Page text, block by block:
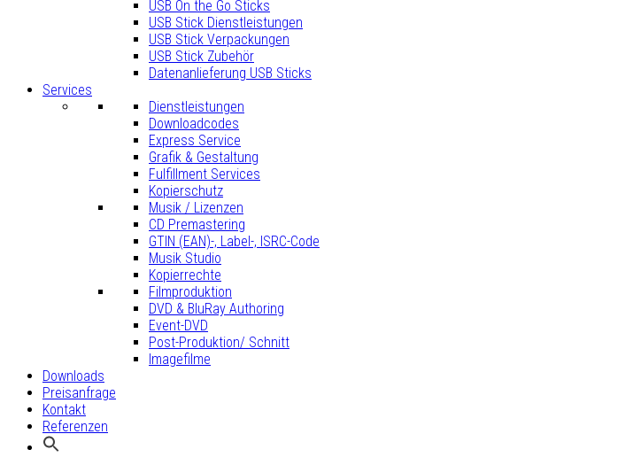
USB On the Go Sticks
USB Stick Dienstleistungen
USB Stick Verpackungen
USB Stick Zubehör
Datenanlieferung USB Sticks
Services
Dienstleistungen
Downloadcodes
Express Service
Grafik & Gestaltung
Fulfillment Services
Kopierschutz
Musik / Lizenzen
CD Premastering
GTIN (EAN)-, Label-, ISRC-Code
Musik Studio
Kopierrechte
Filmproduktion
DVD & BluRay Authoring
Event-DVD
Post-Produktion/ Schnitt
Imagefilme
Downloads
Preisanfrage
Kontakt
Referenzen